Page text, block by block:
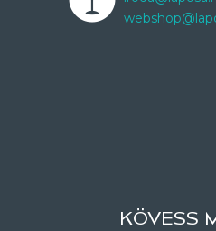
KÖVESS